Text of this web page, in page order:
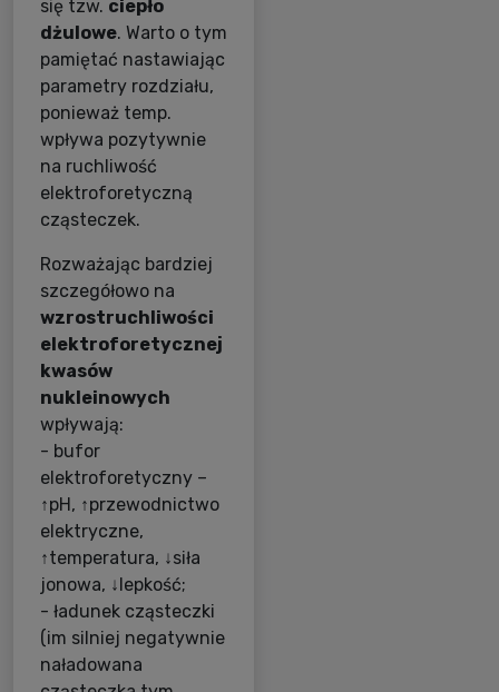
się tzw. ciepło
dżulowe. Warto o tym
pamiętać nastawiając
parametry rozdziału,
ponieważ temp.
wpływa pozytywnie
na ruchliwość
elektroforetyczną
cząsteczek.
Rozważając bardziej
szczegółowo na
wzrostruchliwości
elektroforetycznej
kwasów
nukleinowych
wpływają:
- bufor
elektroforetyczny –
↑pH, ↑przewodnictwo
elektryczne,
↑temperatura, ↓siła
jonowa, ↓lepkość;
- ładunek cząsteczki
(im silniej negatywnie
naładowana